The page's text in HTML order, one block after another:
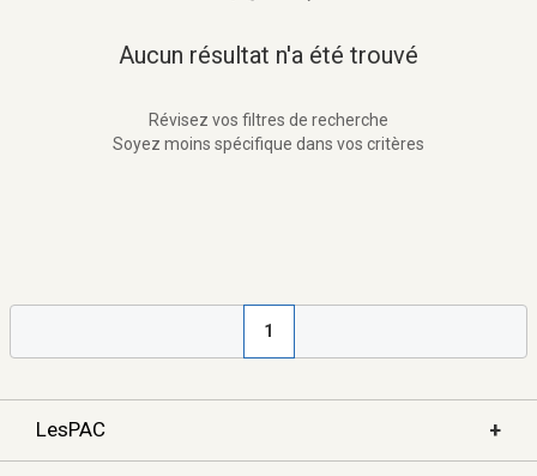
Aucun résultat n'a été trouvé
Révisez vos filtres de recherche
Soyez moins spécifique dans vos critères
1
LesPAC +